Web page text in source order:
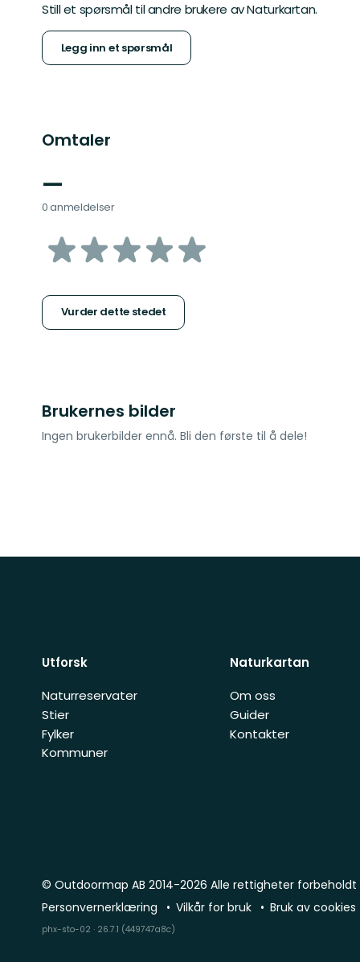
Still et spørsmål til andre brukere av Naturkartan.
Legg inn et spørsmål
Omtaler
—
0 anmeldelser
av
stjerner
Vurder dette stedet
Brukernes bilder
Ingen brukerbilder ennå. Bli den første til å dele!
Utforsk
Naturreservater
Stier
Fylker
Kommuner
Naturkartan
Om oss
Guider
Kontakter
© Outdoormap AB 2014-2026 Alle rettigheter forbeholdt
Personvernerklæring
Vilkår for bruk Bruk av cookies
phx-sto-02 · 26.7.1 (449747a8c)